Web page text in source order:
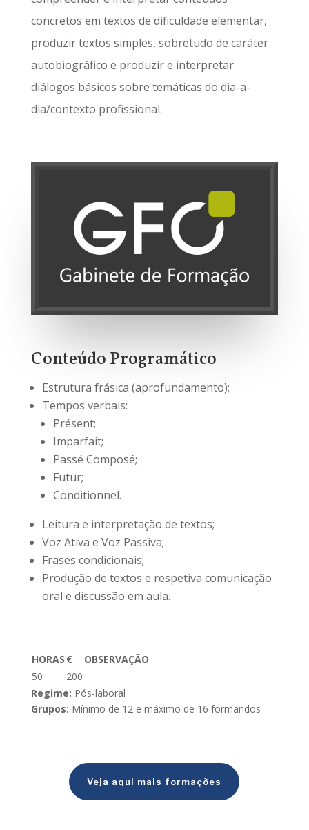
concretos em textos de dificuldade elementar,
produzir textos simples, sobretudo de caráter
autobiográfico e produzir e interpretar
diálogos básicos sobre temáticas do dia-a-
dia/contexto profissional.
Conteúdo Programático
Estrutura frásica (aprofundamento);
Tempos verbais:
Présent;
Imparfait;
Passé Composé;
Futur;
Conditionnel.
Leitura e interpretação de textos;
Voz Ativa e Voz Passiva;
Frases condicionais;
Produção de textos e respetiva comunicação
oral e discussão em aula.
HORAS €
OBSERVAÇÃO
50
200
Regime: Pós-laboral
Grupos: Mínimo de 12 e máximo de 16 formandos
Veja aqui mais formações